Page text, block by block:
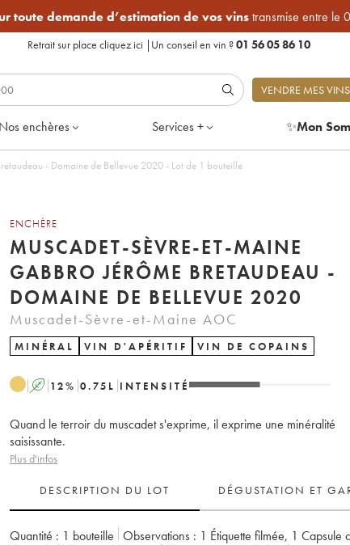
toute demande d’estimation de vos vinstransmise entre le
Retrait sur place cliquez ici | Un conseil en vin ?01 56 05 86 10
VENDRE MES VINS
Nos enchères Services + ✨Mon
- Domaine de Bellevue 2020 - Lot de 1 bouteille
ENCHÈRE
MUSCADET-SÈVRE-ET-MAINE
GABBRO JÉRÔME BRETAUDEAU -
DOMAINE DE BELLEVUE 2020
Muscadet-Sèvre-et-Maine AOC
MINÉRAL VIN D'APÉRITIF VIN DE COPAINS
A 12% 0.75 L INTENSITÉ
Quand le terroir du muscadet s'exprime, il exprime une minéralité
saisissante.
Plus d'infos
DESCRIPTION DU LOT DÉGUSTATION ET
Quantité : 1 bouteille Observations : 1 Étiquette filmée, 1 Capsule